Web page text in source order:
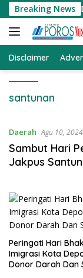
Langsung
ke
konten
Breaking News
Mencalonkan
Disclaimer
santunan
Daerah Agu 10, 2024
Sambut Hari
Jakpus
Peringati Hari
Imigrasi Kota
Donor Darah Dan